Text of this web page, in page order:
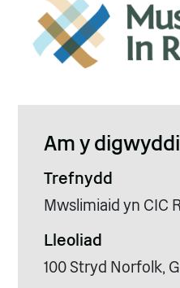
Am y
Trefnydd
Mwslimiaid yn CIC
Lleoliad
100 Stryd Norfolk,